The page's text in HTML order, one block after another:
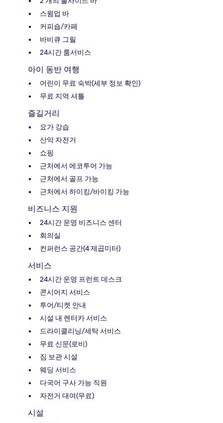
스윔업 바
커피숍/카페
바비큐 그릴
24시간 룸서비스
아이 동반 여행
어린이 무료 숙박(세부 정보 확인)
무료 지역 셔틀
즐길거리
요가 강습
산악 자전거
쇼핑
근처에서 에코투어 가능
근처에서 골프 가능
근처에서 하이킹/바이킹 가능
비즈니스 지원
24시간 운영 비즈니스 센터
회의실
컨퍼런스 공간(4 제곱미터)
서비스
24시간 운영 프런트 데스크
콘시어지 서비스
투어/티켓 안내
시설 내 렌터카 서비스
드라이클리닝/세탁 서비스
무료 신문(로비)
짐 보관 시설
웨딩 서비스
다국어 구사 가능 직원
자전거 대여(무료)
시설